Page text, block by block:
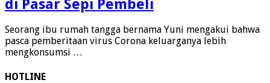
di Pasar Sepi Pembeli
Seorang ibu rumah tangga bernama Yuni mengakui bahwa
pasca pemberitaan virus Corona keluarganya lebih
mengkonsumsi …
HOTLINE